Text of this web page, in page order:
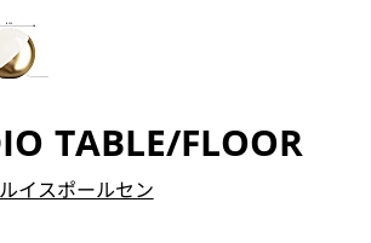
TABLE/FLOOR
ルイスポールセン